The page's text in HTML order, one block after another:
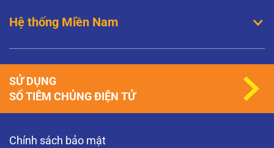
Hệ thống Miền Nam
Chính sách bảo mật
SỬ DỤNG
SỔ TIÊM CHỦNG ĐIỆN TỬ